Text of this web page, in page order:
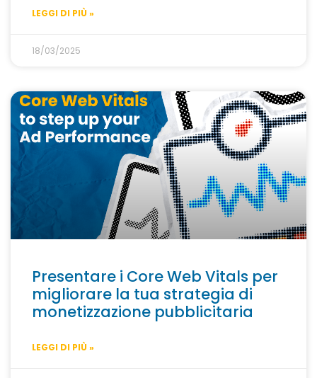
LEGGI DI PIÙ »
18/03/2025
Presentare i Core Web Vitals per
migliorare la tua strategia di
monetizzazione pubblicitaria
LEGGI DI PIÙ »